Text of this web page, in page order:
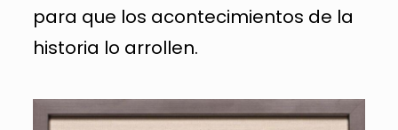
para que los acontecimientos de la
historia lo arrollen.